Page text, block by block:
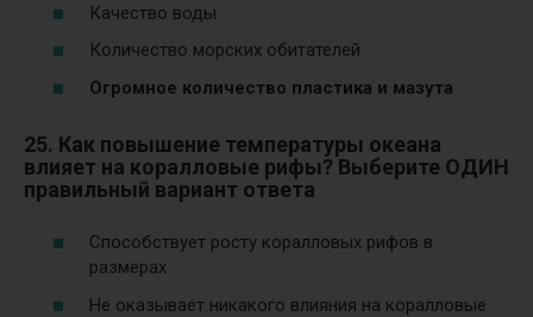
Качество воды
Количество морских обитателей
Огромное количество пластика и мазута
25. Как повышение температуры океана
влияет на коралловые рифы? Выберите ОДИН
правильный вариант ответа
Способствует росту коралловых рифов в
размерах
Не оказывает никакого влияния на коралловые